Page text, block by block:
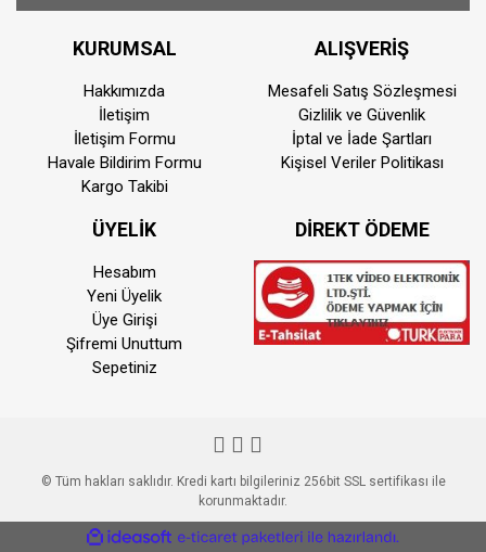
KURUMSAL
Hakkımızda
İletişim
İletişim Formu
Havale Bildirim Formu
Kargo Takibi
ALIŞVERİŞ
Mesafeli Satış Sözleşmesi
Gizlilik ve Güvenlik
İptal ve İade Şartları
Kişisel Veriler Politikası
ÜYELİK
Hesabım
Yeni Üyelik
Üye Girişi
Şifremi Unuttum
Sepetiniz
DİREKT ÖDEME
© Tüm hakları saklıdır. Kredi kartı bilgileriniz 256bit SSL sertifikası ile
korunmaktadır.
ideasoft
e-